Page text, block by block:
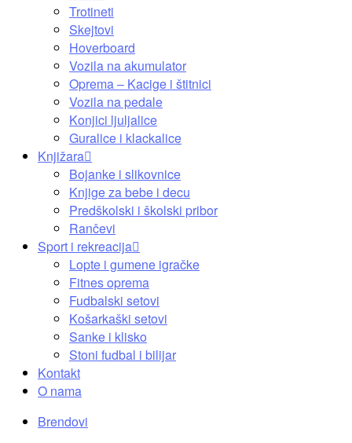
Trotineti
Skejtovi
Hoverboard
Vozila na akumulator
Oprema – Kacige i štitnici
Vozila na pedale
Konjici ljuljalice
Guralice i klackalice
Knjižara
Bojanke i slikovnice
Knjige za bebe i decu
Predškolski i školski pribor
Rančevi
Sport i rekreacija
Lopte i gumene igračke
Fitnes oprema
Fudbalski setovi
Košarkaški setovi
Sanke i klisko
Stoni fudbal i bilijar
Kontakt
O nama
Brendovi